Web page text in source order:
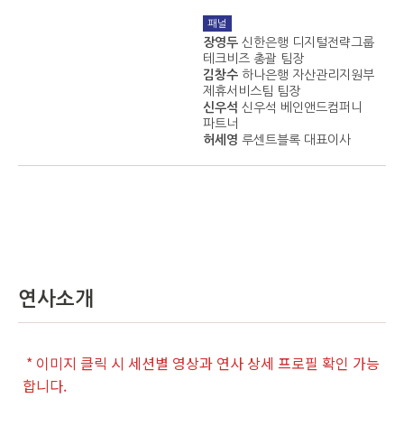
패널
장영두 신한은행 디지털전략그룹
테크비즈 총괄 팀장
김창수 하나은행 자산관리지원부
제휴서비스팀 팀장
신우석 신우석 베인앤드컴퍼니
파트너
허세영 루센트블록 대표이사
연사소개
* 이미지 클릭 시 세션별 영상과 연사 상세 프로필 확인 가능
합니다.